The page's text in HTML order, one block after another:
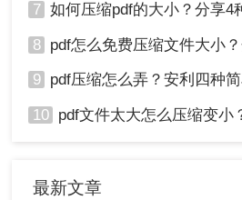
7 如何压缩pdf的大小？分享4
8 pdf怎么免费压缩文件大小？分享4个
9 pdf压缩怎么弄？安利四种
10 pdf文件太大怎么压缩变小？8种方
最新文章